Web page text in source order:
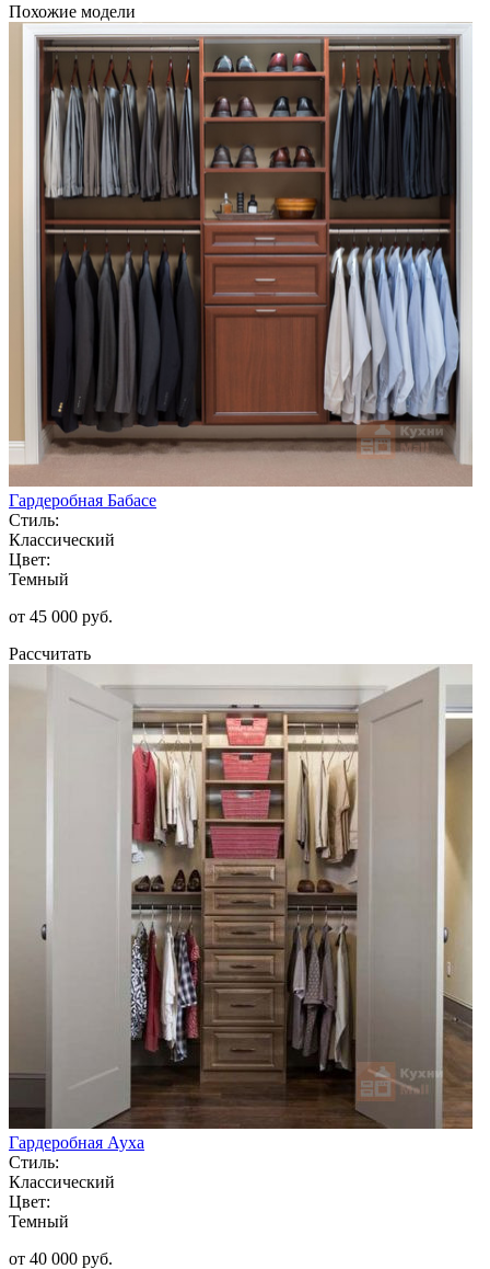
Похожие модели
Гардеробная Бабасе
Стиль:
Классический
Цвет:
Темный
от 45 000 руб.
Рассчитать
Гардеробная Ауха
Стиль:
Классический
Цвет:
Темный
от 40 000 руб.